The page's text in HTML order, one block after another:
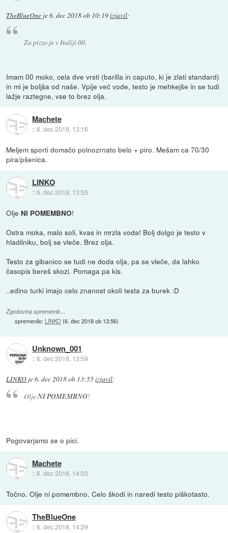
TheBlueOne je6. dec 2018 ob 10:19izjavil:
Za pizzo je v Italiji 00.
Imam 00 moko, cela dve vrsti (barilla in caputo, ki je zlati standard)
in mi je boljša od naše. Vpije več vode, testo je mehkejše in se tudi
lažje raztegne, vse to brez olja.
Machete
::6. dec 2018, 13:16
Meljem sporti domačo polnozrnato belo + piro. Mešam ca 70/30
pira/pšenica.
LINKO
::6. dec 2018, 13:55
Olje NI POMEMBNO!
Ostra moka, malo soli, kvas in mrzla voda! Bolj dolgo je testo v
hladilniku, bolj se vleče. Brez olja.
Testo za gibanico se tudi ne doda olja, pa se vleče, da lahko
časopis bereš skozi. Pomaga pa kis.
..edino turki imajo celo znanost okoli testa za burek :D
Zgodovina sprememb…
spremenilo: LINKO(6. dec 2018 ob 13:56)
Unknown_001
::6. dec 2018, 13:59
LINKO je6. dec 2018 ob 13:55izjavil:
OljeNI POMEMBNO!
Pogovarjamo se o pici.
Machete
::6. dec 2018, 14:03
Točno. Olje ni pomembno. Celo škodi in naredi testo piškotasto.
TheBlueOne
::6. dec 2018, 14:29